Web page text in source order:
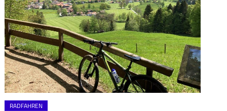
RADFAHREN